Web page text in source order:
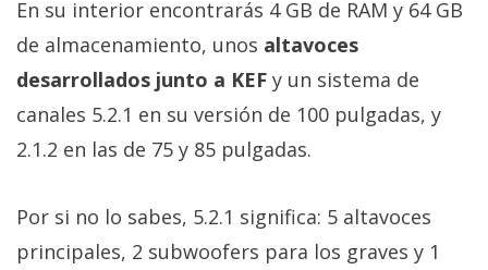
En su interior encontrarás 4 GB de RAM y 64 GB
de almacenamiento, unos altavoces
desarrollados junto a KEF y un sistema de
canales 5.2.1 en su versión de 100 pulgadas, y
2.1.2 en las de 75 y 85 pulgadas.
Por si no lo sabes, 5.2.1 significa: 5 altavoces
principales, 2 subwoofers para los graves y 1